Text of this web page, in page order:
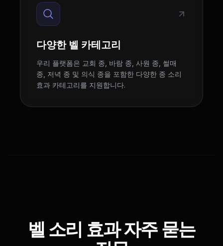
다양한 벨 카테고리
우리 플랫폼은 교회 종, 바람 종, 사원 종, 썰매
종, 저녁 종 및 의식 종을 포함한 다양한 종 소리
효과 카테고리를 지원합니다.
벨 소리 효과 자주 묻는